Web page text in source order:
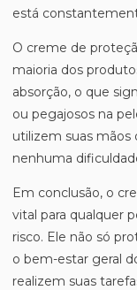
está
O creme de
maioria dos
absorção, o que
ou pegajosos na
utilizem suas mãos
nenhuma
Em conclusão, o
vital para qualquer
risco. Ele não só
o bem-estar geral
realizem suas